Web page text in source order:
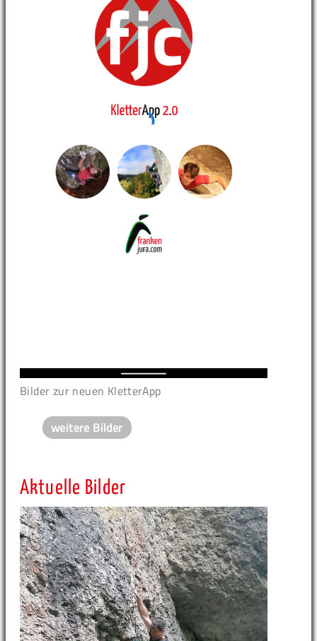
Bilder zur neuen KletterApp
weitere Bilder
Aktuelle Bilder